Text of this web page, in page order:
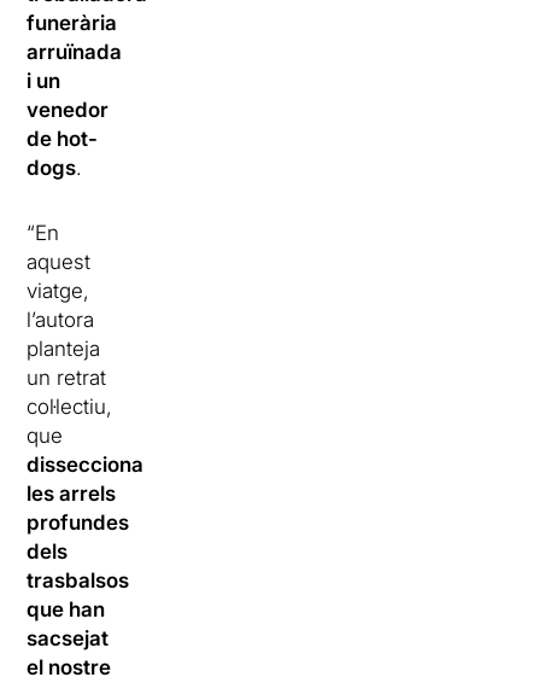
funerària
arruïnada
i un
venedor
de hot-
dogs.
“En
aquest
viatge,
l’autora
planteja
un retrat
col·lectiu,
que
dissecciona
les arrels
profundes
dels
trasbalsos
que han
sacsejat
el nostre